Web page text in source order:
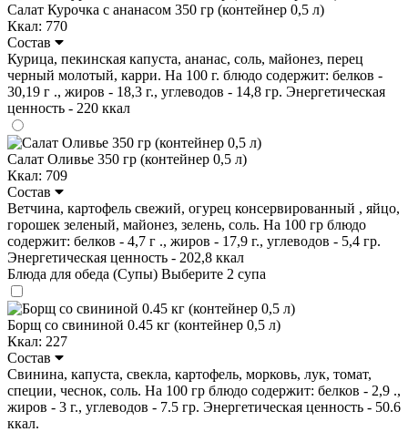
Салат Курочка с ананасом 350 гр (контейнер 0,5 л)
Ккал: 770
Состав
Курица, пекинская капуста, ананас, соль, майонез, перец
черный молотый, карри. На 100 г. блюдо содержит: белков -
30,19 г ., жиров - 18,3 г., углеводов - 14,8 гр. Энергетическая
ценность - 220 ккал
Салат Оливье 350 гр (контейнер 0,5 л)
Ккал: 709
Состав
Ветчина, картофель свежий, огурец консервированный , яйцо,
горошек зеленый, майонез, зелень, соль. На 100 гр блюдо
содержит: белков - 4,7 г ., жиров - 17,9 г., углеводов - 5,4 гр.
Энергетическая ценность - 202,8 ккал
Блюда для обеда (Супы) Выберите 2 супа
Борщ со свининой 0.45 кг (контейнер 0,5 л)
Ккал: 227
Состав
Свинина, капуста, свекла, картофель, морковь, лук, томат,
специи, чеснок, соль. На 100 гр блюдо содержит: белков - 2,9 .,
жиров - 3 г., углеводов - 7.5 гр. Энергетическая ценность - 50.6
ккал.